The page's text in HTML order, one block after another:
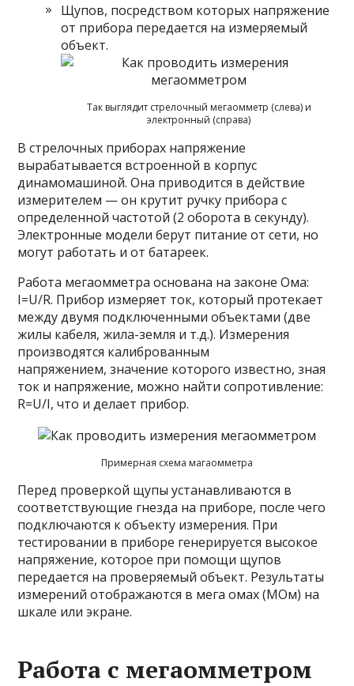
Щупов, посредством которых напряжение
от прибора передается на измеряемый
объект.
Так выглядит стрелочный мегаомметр (слева) и
электронный (справа)
В стрелочных приборах напряжение
вырабатывается встроенной в корпус
динамомашиной. Она приводится в действие
измерителем — он крутит ручку прибора с
определенной частотой (2 оборота в секунду).
Электронные модели берут питание от сети, но
могут работать и от батареек.
Работа мегаомметра основана на законе Ома:
I=U/R. Прибор измеряет ток, который протекает
между двумя подключенными объектами (две
жилы кабеля, жила-земля и т.д.). Измерения
производятся калиброванным
напряжением, значение которого известно, зная
ток и напряжение, можно найти сопротивление:
R=U/I, что и делает прибор.
Примерная схема магаомметра
Перед проверкой щупы устанавливаются в
соответствующие гнезда на приборе, после чего
подключаются к объекту измерения. При
тестировании в приборе генерируется высокое
напряжение, которое при помощи щупов
передается на проверяемый объект. Результаты
измерений отображаются в мега омах (МОм) на
шкале или экране.
Работа с мегаомметром